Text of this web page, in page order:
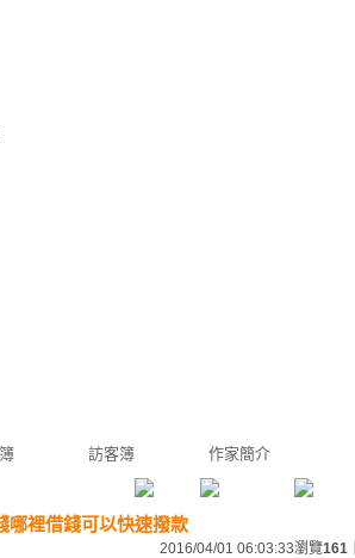
訪客簿 作家簡介
哪裡借錢可以快速撥款
2016/04/01 06:03:33瀏覽161